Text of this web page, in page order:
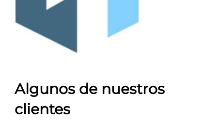
Algunos de nuestros
clientes